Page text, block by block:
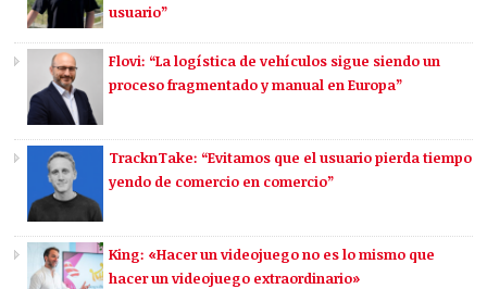
usuario”
Flovi: “La logística de vehículos sigue siendo un
proceso fragmentado y manual en Europa”
TracknTake: “Evitamos que el usuario pierda tiempo
yendo de comercio en comercio”
King: «Hacer un videojuego no es lo mismo que
hacer un videojuego extraordinario»